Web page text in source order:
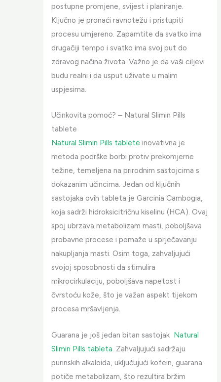
postupne promjene, svijest i planiranje.
Ključno je pronaći ravnotežu i pristupiti
procesu umjereno. Zapamtite da svatko ima
drugačiji tempo i svatko ima svoj put do
zdravog načina života. Važno je da vaši ciljevi
budu realni i da usput uživate u malim
uspjesima.
Učinkovita pomoć? – Natural Slimin Pills
tablete
Natural Slimin Pills tablete inovativna je
metoda podrške borbi protiv prekomjerne
težine, temeljena na prirodnim sastojcima s
dokazanim učincima. Jedan od ključnih
sastojaka ovih tableta je Garcinia Cambogia,
koja sadrži hidroksicitričnu kiselinu (HCA). Ovaj
spoj ubrzava metabolizam masti, poboljšava
probavne procese i pomaže u sprječavanju
nakupljanja masti. Osim toga, zahvaljujući
svojoj sposobnosti da stimulira
mikrocirkulaciju, poboljšava napetost i
čvrstoću kože, što je važan aspekt tijekom
procesa mršavljenja.
Guarana je još jedan bitan sastojak Natural
Slimin Pills tableta. Zahvaljujući sadržaju
purinskih alkaloida, uključujući kofein, guarana
potiče metabolizam, što rezultira bržim